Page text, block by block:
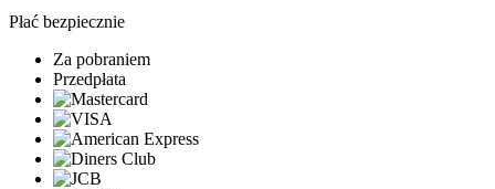
Płać bezpiecznie
Za pobraniem
Przedpłata